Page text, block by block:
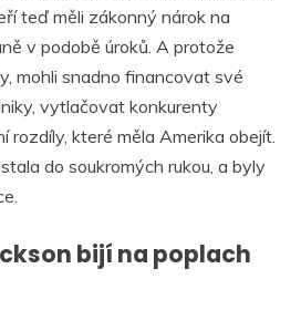
teď měli zákonný nárok na
v podobě úroků. A protože
mohli snadno financovat své
vytlačovat konkurenty
rozdíly, které měla Amerika obejít.
do soukromých rukou, a byly
bijí na poplach